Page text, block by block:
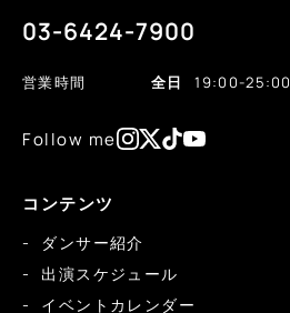
03-6424-7900
営業時間 全日 19:00-25:00
Follow me
コンテンツ
ダンサー紹介
出演スケジュール
イベントカレンダー